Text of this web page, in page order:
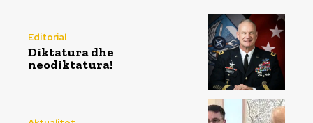
Editorial
Diktatura dhe
neodiktatura!